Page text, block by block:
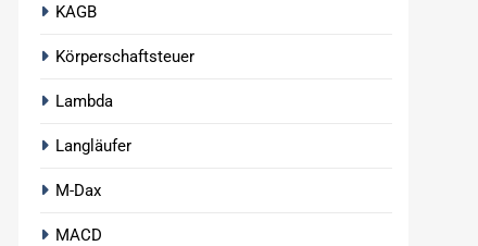
KAGB
Körperschaftsteuer
Lambda
Langläufer
M-Dax
MACD